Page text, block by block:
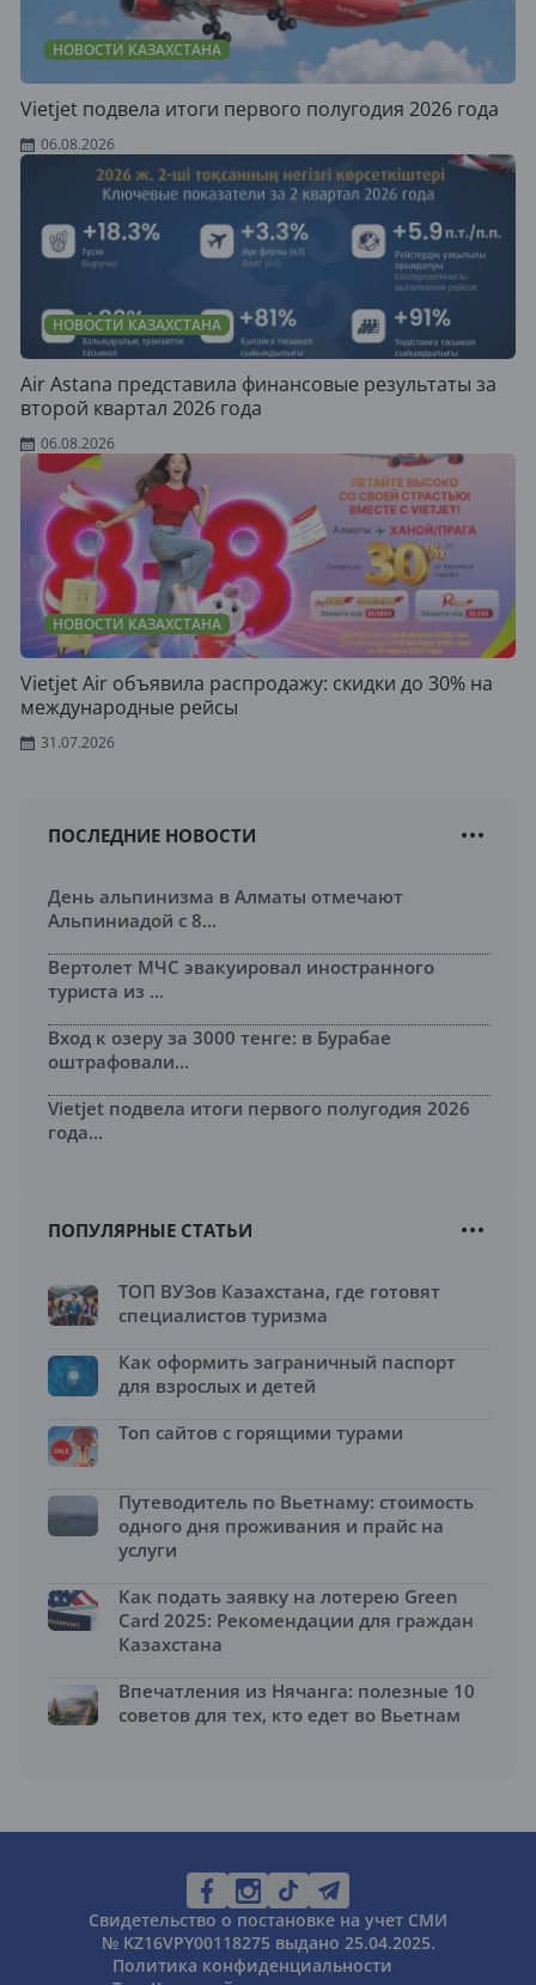
НОВОСТИ КАЗАХСТАНА
Vietjet подвела итоги первого полугодия 2026 года
06.08.2026
НОВОСТИ КАЗАХСТАНА
Air Astana представила финансовые результаты за
второй квартал 2026 года
06.08.2026
НОВОСТИ КАЗАХСТАНА
Vietjet Air объявила распродажу: скидки до 30% на
международные рейсы
31.07.2026
ПОСЛЕДНИЕ НОВОСТИ
День альпинизма в Алматы отмечают
Альпиниадой с 8...
Вертолет МЧС эвакуировал иностранного
туриста из ...
Вход к озеру за 3000 тенге: в Бурабае
оштрафовали...
Vietjet подвела итоги первого полугодия 2026
года...
ПОПУЛЯРНЫЕ СТАТЬИ
ТОП ВУЗов Казахстана, где готовят
специалистов туризма
Как оформить заграничный паспорт
для взрослых и детей
Топ сайтов с горящими турами
Путеводитель по Вьетнаму: стоимость
одного дня проживания и прайс на
услуги
Как подать заявку на лотерею Green
Card 2025: Рекомендации для граждан
Казахстана
Впечатления из Нячанга: полезные 10
советов для тех, кто едет во Вьетнам
Свидетельство о постановке на учет СМИ
№ KZ16VPY00118275 выдано 25.04.2025.
Политика конфиденциальности